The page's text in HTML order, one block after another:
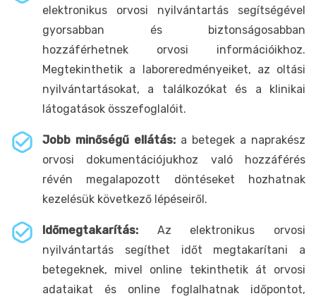
elektronikus orvosi nyilvántartás segítségével
gyorsabban és biztonságosabban
hozzáférhetnek orvosi információikhoz.
Megtekinthetik a laboreredményeiket, az oltási
nyilvántartásokat, a találkozókat és a klinikai
látogatások összefoglalóit.
Jobb minőségű ellátás: a betegek a naprakész
orvosi dokumentációjukhoz való hozzáférés
révén megalapozott döntéseket hozhatnak
kezelésük következő lépéseiről.
Időmegtakarítás: Az elektronikus orvosi
nyilvántartás segíthet időt megtakarítani a
betegeknek, mivel online tekinthetik át orvosi
adataikat és online foglalhatnak időpontot,